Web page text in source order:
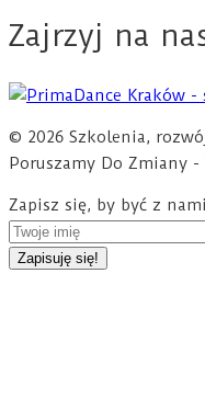
Zajrzyj na
© 2026 Szkolenia,
Poruszamy Do Zmiany
Zapisz się, by być z